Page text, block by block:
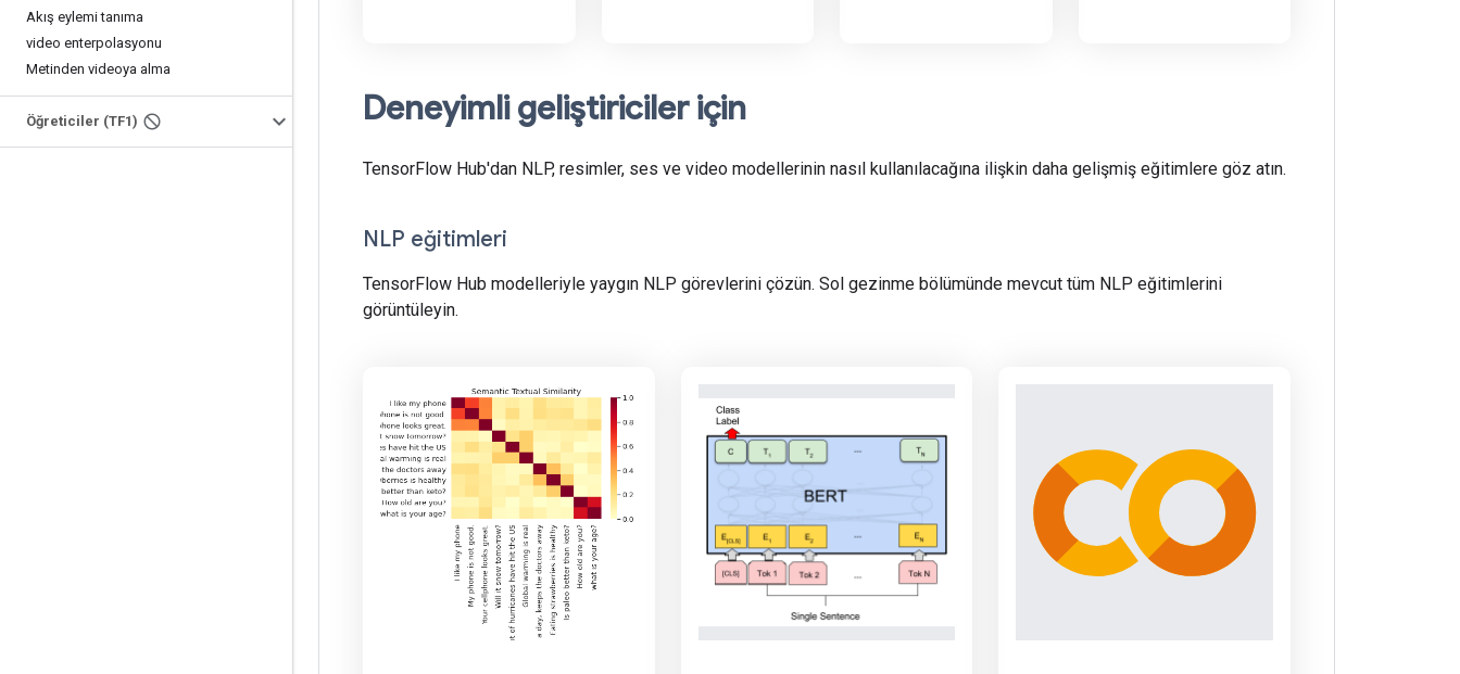
Akış eylemi tanıma
video enterpolasyonu
Metinden videoya alma
Öğreticiler (TF1) Deneyimli geliştiriciler için
TensorFlow Hub'dan NLP, resimler, ses ve video modellerinin nasıl kullanılacağına ilişkin daha gelişmiş eğitimlere göz atın.
NLP eğitimleri
TensorFlow Hub modelleriyle yaygın NLP görevlerini çözün. Sol gezinme bölümünde mevcut tüm NLP eğitimlerini
görüntüleyin.